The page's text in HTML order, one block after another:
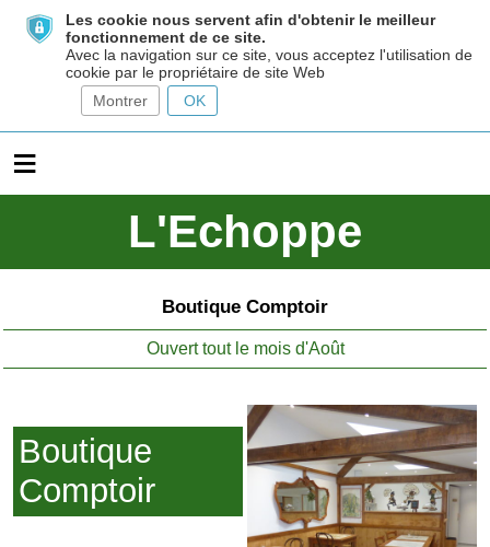
Les cookie nous servent afin d'obtenir le meilleur
fonctionnement de ce site.
Avec la navigation sur ce site, vous acceptez l'utilisation de
cookie par le propriétaire de site Web
Montrer
OK
≡
L'Echoppe
Boutique Comptoir
Ouvert tout le mois d'Août
Boutique
Comptoir